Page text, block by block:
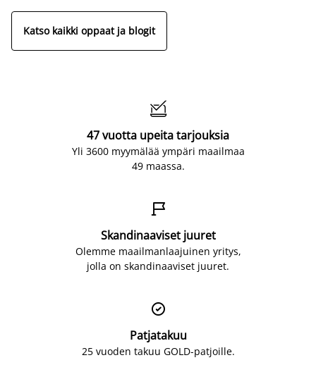
Katso kaikki oppaat ja blogit

47 vuotta upeita tarjouksia
Yli 3600 myymälää ympäri maailmaa
49 maassa.

Skandinaaviset juuret
Olemme maailmanlaajuinen yritys,
jolla on skandinaaviset juuret.

Patjatakuu
25 vuoden takuu GOLD-patjoille.